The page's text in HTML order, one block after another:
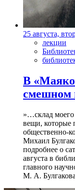
25 августа,
лекции
В
смешном
»…склад моего
вещи, которые
общественно-
Михаил
подробнее о
августа в
главного
М. А.